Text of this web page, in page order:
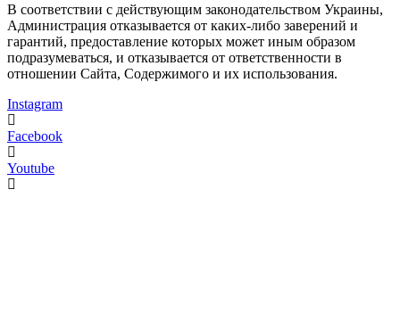
В соответствии с действующим законодательством Украины,
Администрация отказывается от каких-либо заверений и
гарантий, предоставление которых может иным образом
подразумеваться, и отказывается от ответственности в
отношении Сайта, Содержимого и их использования.
Instagram
Facebook
Youtube